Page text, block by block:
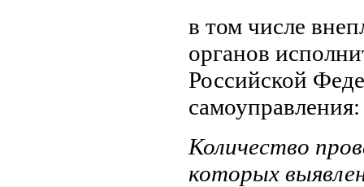
в том числе
органов
Российской
Количество
которых